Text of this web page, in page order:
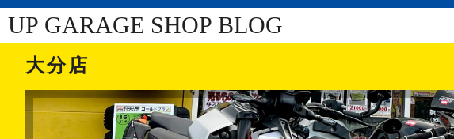
UP GARAGE SHOP BLOG
大分店